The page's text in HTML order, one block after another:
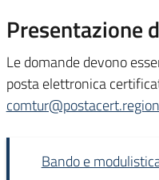
Presentazione
Le domande devono
posta elettronica
Bando e